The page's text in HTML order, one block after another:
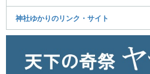
神社ゆかりのリンク・サイト